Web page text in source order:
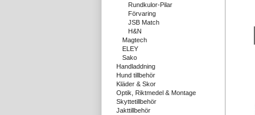
Rundkulor-Pilar
Förvaring
JSB Match
H&N
Magtech
ELEY
Sako
Handladdning
Hund tillbehör
Kläder & Skor
Optik, Riktmedel & Montage
Skyttetillbehör
Jakttillbehör